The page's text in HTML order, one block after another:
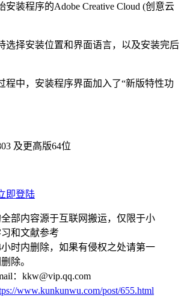
安装程序的Adobe Creative Cloud (创意云
选择安装位置和界面语言，以及安装完后
程中，安装程序界面加入了“新版特性功
及更高版64位
即登陆
部内容源于互联网搬运，仅限于小
和文献参考
时内删除，如果有侵权之处请第一
除。
：kkw@vip.qq.com
www.kunkunwu.com/post/655.html